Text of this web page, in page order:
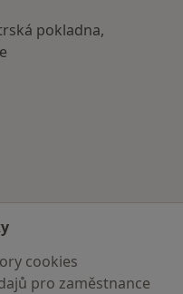
pokladna,
cookies
pro zaměstnance